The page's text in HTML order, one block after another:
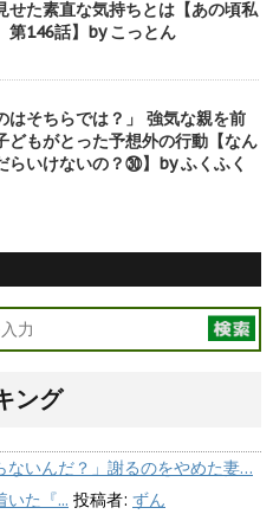
せた素直な気持ちとは【あの頃私
146話】by こっとん
はそちらでは？」 強気な親を前
どもがとった予想外の行動【なん
らいけないの？㉚】by ふくふく
ング
ないんだ？」謝るのをやめた妻…
いた『... 投稿者: ずん